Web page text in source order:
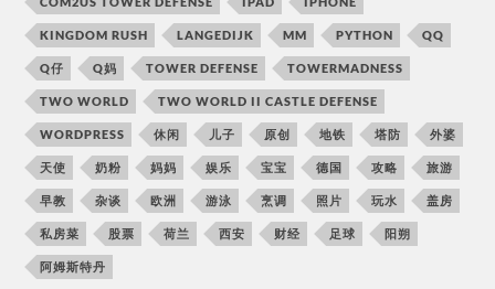
KINGDOM RUSH LANGEDIJK MM PYTHON QQ
Q仔 Q妈 TOWER DEFENSE TOWERMADNESS
TWO WORLD TWO WORLD II CASTLE DEFENSE
WORDPRESS 休闲 儿子 原创 地铁 塔防 外婆
天使 奶粉 妈妈 娱乐 宝宝 德国 攻略 旅游
早教 杂谈 欧洲 游泳 烹调 照片 玩水 盖房
私房菜 股票 荷兰 西安 财经 足球 阳朔
阿姆斯特丹